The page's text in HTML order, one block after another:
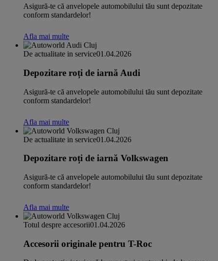
Asigură-te că anvelopele automobilului tău sunt depozitate
conform standardelor!
Afla mai multe
De actualitate in service01.04.2026
Depozitare roți de iarnă Audi
Asigură-te că anvelopele automobilului tău sunt depozitate
conform standardelor!
Afla mai multe
De actualitate in service01.04.2026
Depozitare roți de iarnă Volkswagen
Asigură-te că anvelopele automobilului tău sunt depozitate
conform standardelor!
Afla mai multe
Totul despre accesorii01.04.2026
Accesorii originale pentru T-Roc